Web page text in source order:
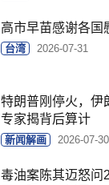
高市早苗感谢各国
台湾 2026-07-31
特朗普刚停火，伊
专家揭背后算计
新闻解画 2026-07-30
毒油案陈其迈怒问